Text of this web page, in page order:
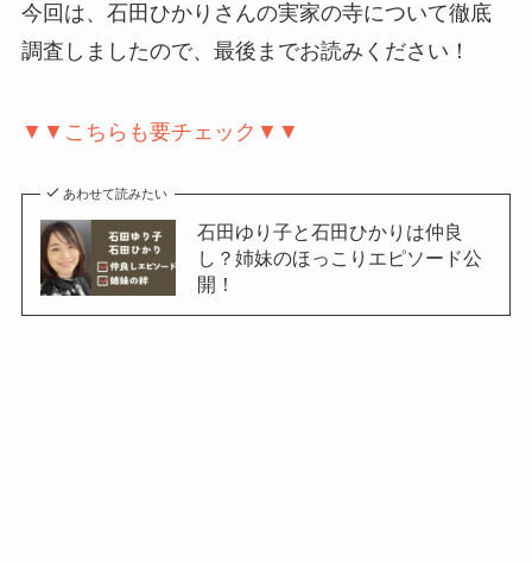
今回は、石田ひかりさんの実家の寺について徹底
調査しましたので、最後までお読みください！
▼▼こちらも要チェック▼▼
あわせて読みたい
石田ゆり子と石田ひかりは仲良
し？姉妹のほっこりエピソード公
開！